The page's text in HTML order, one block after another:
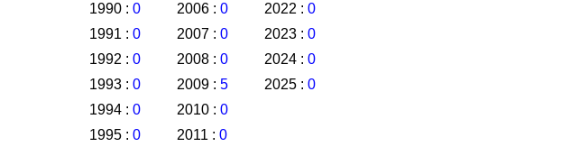
1990 : 0
1991 : 0
1992 : 0
1993 : 0
1994 : 0
1995 : 0
2006 : 0
2007 : 0
2008 : 0
2009 : 5
2010 : 0
2011 : 0
2022 : 0
2023 : 0
2024 : 0
2025 : 0